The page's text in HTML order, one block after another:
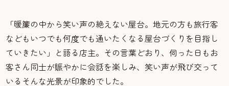
「暖簾の中から笑い声の絶えない屋台。地元の方も旅行客
などもいつでも何度でも通いたくなる屋台づくりを目指し
ていきたい」と語る店主。その言葉どおり、伺った日もお
客さん同士が賑やかに会話を楽しみ、笑い声が飛び交って
いるそんな光景が印象的でした。